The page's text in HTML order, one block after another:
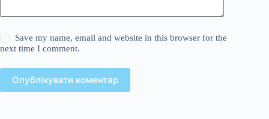
Save my name, email and website in this browser for the
next time I comment.
Опублікувати коментар